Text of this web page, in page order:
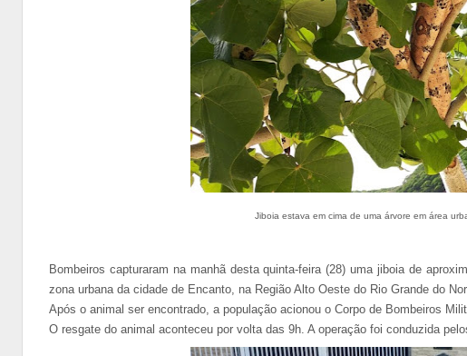
Jiboia estava em cima de uma árvore em área
Bombeiros capturaram na manhã desta quinta-feira (28) uma jiboia de
zona urbana da cidade de Encanto, na Região Alto Oeste do Rio Grande do
Após o animal ser encontrado, a população acionou o Corpo de Bombeiros
O resgate do animal aconteceu por volta das 9h. A operação foi conduzida